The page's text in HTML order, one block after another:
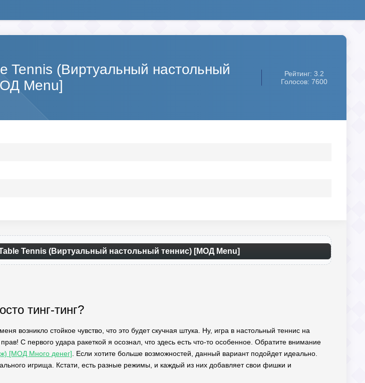
Tennis (Виртуальный настольный
Menu]
Рейтинг: 3.2
Голосов: 7600
Tennis (Виртуальный настольный теннис) [МОД Menu]
тинг-тинг?
возникло стойкое чувство, что это будет скучная штука. Ну, игра в настольный теннис на
С первого удара ракеткой я осознал, что здесь есть что-то особенное. Обратите внимание
[МОД Много денег] . Если хотите больше возможностей, данный вариант подойдет идеально.
игрища. Кстати, есть разные режимы, и каждый из них добавляет свои фишки и